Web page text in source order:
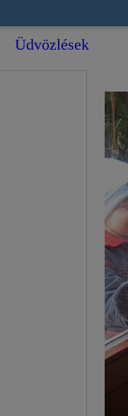
Üdvözlések